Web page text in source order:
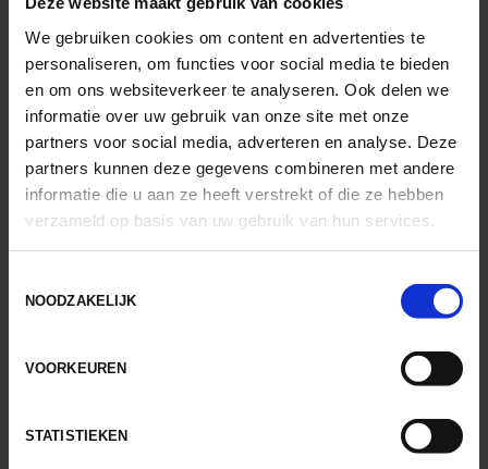
We gebruiken cookies om content en advertenties te
personaliseren, om functies voor social media te bieden
en om ons websiteverkeer te analyseren. Ook delen we
informatie over uw gebruik van onze site met onze
partners voor social media, adverteren en analyse. Deze
partners kunnen deze gegevens combineren met andere
informatie die u aan ze heeft verstrekt of die ze hebben
verzameld op basis van uw gebruik van hun services.
NOODZAKELIJK
VOORKEUREN
STATISTIEKEN
we nagaan wat de scheefstand van je bekken precies
veroorzaakt. Op basis hiervan gaan we aan de slag
met je herstel.
Om de balans in spierkrachten rondom het
bekken terug te krijgen, zullen we aan de slag
gaan met spierversterkende oefeningen.
Hiernaast kunnen we gebruik maken van
rekoefeningen om aan de flexibiliteit rond je
bekken te werken en eventueel stijve spieren te
laten ontspannen.
Mocht uit ons onderzoek naar voren komen dat
je geen juiste houding hebt, dan gaan we hier ook
dat je nog eens last zult krijgen van een
Ten slotte kan manuele therapie effectief zijn ter